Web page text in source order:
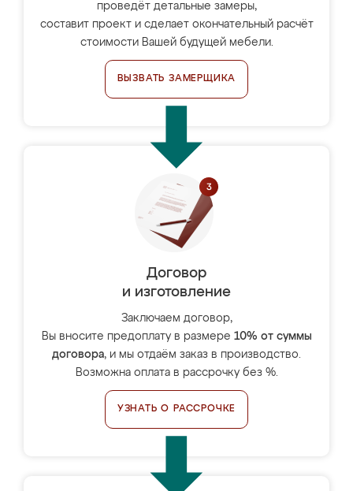
проведёт детальные замеры,
составит проект и сделает окончательный расчёт
стоимости Вашей будущей мебели.
ВЫЗВАТЬ ЗАМЕРЩИКА
Договор
и изготовление
Заключаем договор,
Вы вносите предоплату в размере 10% от суммы
договора, и мы отдаём заказ в производство.
Возможна оплата в рассрочку без %.
УЗНАТЬ О РАССРОЧКЕ